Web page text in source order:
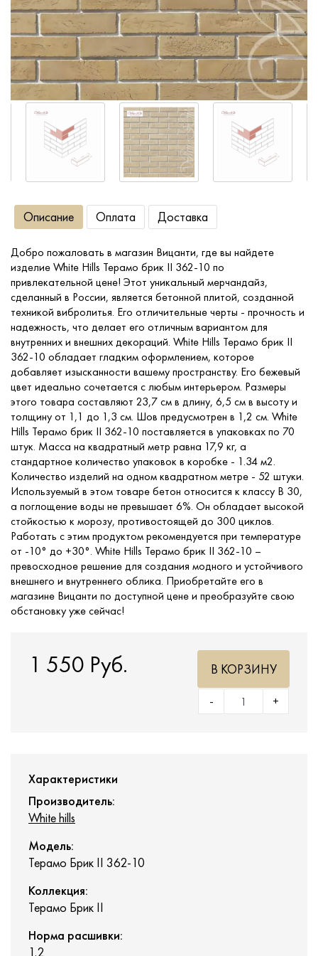
Сопутствующие товары
О компании
Услуги
Портфолио
Контакты
Описание Оплата Доставка
Добро пожаловать в магазин Вицанти, где вы найдете
изделие White Hills Терамо брик II 362-10 по
привлекательной цене! Этот уникальный мерчандайз,
сделанный в России, является бетонной плитой, созданной
техникой вибролитья. Его отличительные черты - прочность и
надежность, что делает его отличным вариантом для
внутренних и внешних декораций. White Hills Терамо брик II
362-10 обладает гладким оформлением, которое
добавляет изысканности вашему пространству. Его бежевый
цвет идеально сочетается с любым интерьером. Размеры
этого товара составляют 23,7 см в длину, 6,5 см в высоту и
толщину от 1,1 до 1,3 см. Шов предусмотрен в 1,2 см. White
Hills Терамо брик II 362-10 поставляется в упаковках по 70
штук. Масса на квадратный метр равна 17,9 кг, а
стандартное количество упаковок в коробке - 1.34 м2.
Количество изделий на одном квадратном метре - 52 штуки.
Используемый в этом товаре бетон относится к классу В 30,
а поглощение воды не превышает 6%. Он обладает высокой
стойкостью к морозу, противостоящей до 300 циклов.
Работать с этим продуктом рекомендуется при температуре
от -10° до +30°. White Hills Терамо брик II 362-10 –
превосходное решение для создания модного и устойчивого
внешнего и внутреннего облика. Приобретайте его в
магазине Вицанти по доступной цене и преобразуйте свою
обстановку уже сейчас!
1 550 Руб.
+
-
В КОРЗИНУ
Характеристики
Производитель:
White hills
Модель:
Терамо Брик II 362-10
Коллекция:
Терамо Брик II
Норма расшивки:
1.2